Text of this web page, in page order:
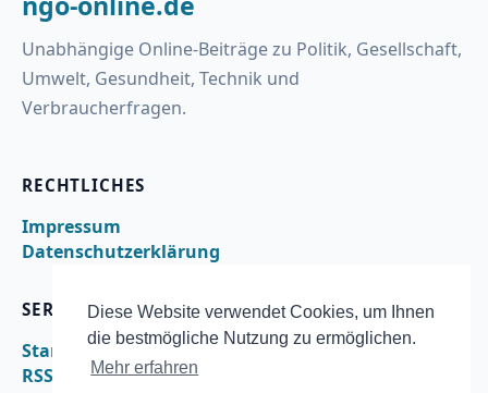
Diese Website verwendet Cookies, um Ihnen
die bestmögliche Nutzung zu ermöglichen.
Mehr erfahren
Unabhängige Online-Beiträge zu Politik, Gesellschaft,
Umwelt, Gesundheit, Technik und
Verbraucherfragen.
RECHTLICHES
Impressum
Datenschutzerklärung
SERVICE
Startseite
RSS